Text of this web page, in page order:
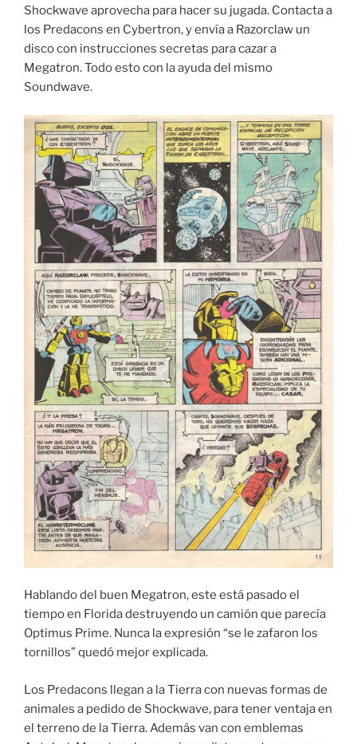
Shockwave aprovecha para hacer su jugada. Contacta a
los Predacons en Cybertron, y envía a Razorclaw un
disco con instrucciones secretas para cazar a
Megatron. Todo esto con la ayuda del mismo
Soundwave.
Hablando del buen Megatron, este está pasado el
tiempo en Florida destruyendo un camión que parecía
Optimus Prime. Nunca la expresión “se le zafaron los
tornillos” quedó mejor explicada.
Los Predacons llegan a la Tierra con nuevas formas de
animales a pedido de Shockwave, para tener ventaja en
el terreno de la Tierra. Además van con emblemas